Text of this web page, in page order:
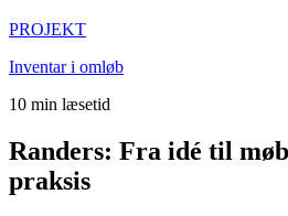
PROJEKT
Inventar i omløb
10 min læsetid
Randers: Fra idé til
praksis